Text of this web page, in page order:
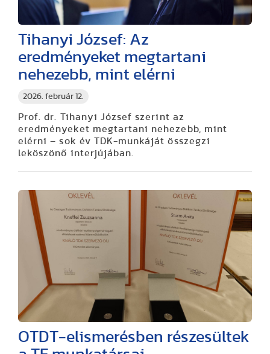
2026. február 12.
Tihanyi József: Az
eredményeket megtartani
nehezebb, mint elérni
Prof. dr. Tihanyi József szerint az
eredményeket megtartani nehezebb, mint
elérni – sok év TDK-munkáját összegzi
leköszönő interjújában.
OTDT-elismerésben részesültek